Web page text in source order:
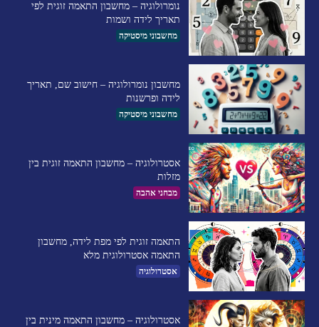
נומרולוגיה – מחשבון התאמה זוגית לפי
תאריך לידה ושמות
מחשבוני מיסטיקה
מחשבון נומרולוגיה – חישוב שם, תאריך
לידה ופרשנות
מחשבוני מיסטיקה
אסטרולוגיה – מחשבון התאמה זוגית בין
מזלות
מבחני אהבה
התאמה זוגית לפי מפת לידה, מחשבון
התאמה אסטרולוגית מלא
אסטרולוגיה
אסטרולוגיה – מחשבון התאמה מינית בין